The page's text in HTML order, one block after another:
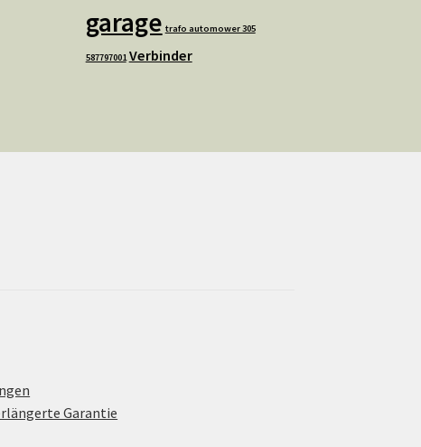
garage trafo automower 305
587797001 Verbinder
Garantie